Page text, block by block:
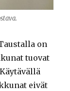
on
tuovat
eivät